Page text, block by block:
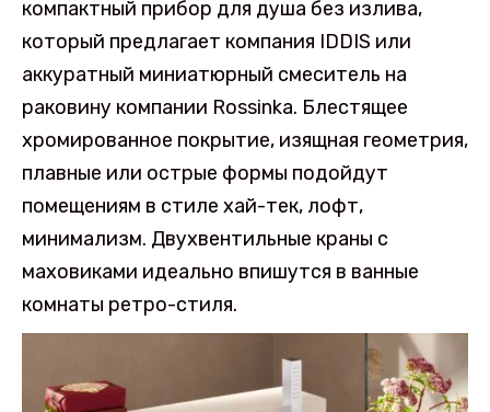
компактный прибор для душа без излива,
который предлагает компания IDDIS или
аккуратный миниатюрный смеситель на
раковину компании Rossinka. Блестящее
хромированное покрытие, изящная геометрия,
плавные или острые формы подойдут
помещениям в стиле хай-тек, лофт,
минимализм. Двухвентильные краны с
маховиками идеально впишутся в ванные
комнаты ретро-стиля.